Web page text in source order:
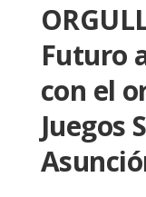
Futuro
con el
Juegos